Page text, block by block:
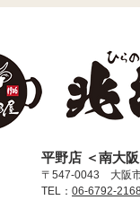
平野店 ＜南大
〒547-0043 大阪
TEL： 06-6792-